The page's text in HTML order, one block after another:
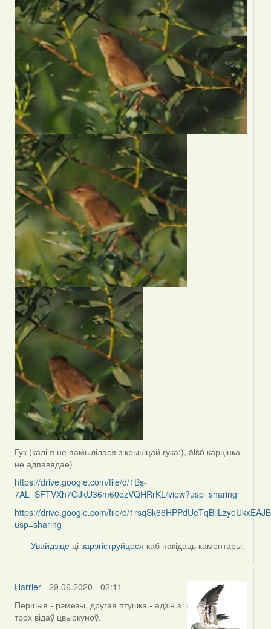
Гук (калі я не памылілася з крыніцай гука:), also карцінка
не адпавядае)
https://drive.google.com/file/d/1Bs-
7AL_SFTVXh7OJkU36m60ozVQHRrKL/view?usp=sharing
https://drive.google.com/file/d/
usp=sharing
Увайдзіце цізарэгіструйцеся каб пакідаць каментары.
Harrier- 29.06.2020 - 02:11
In
reply
Першыя - рэмезы, другая птушка - адзін з
трох відаў цвыркуноў.